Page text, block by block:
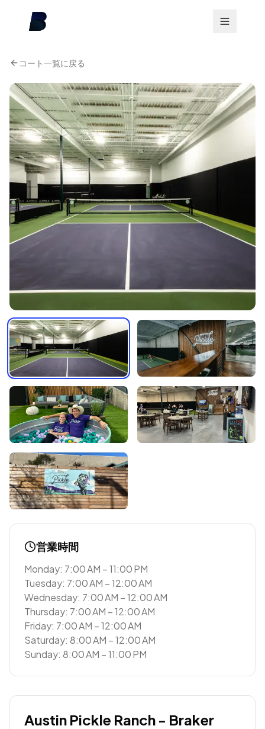
コート一覧に戻る
営業時間
Monday: 7:00 AM – 11:00 PM
Tuesday: 7:00 AM – 12:00 AM
Wednesday: 7:00 AM – 12:00 AM
Thursday: 7:00 AM – 12:00 AM
Friday: 7:00 AM – 12:00 AM
Saturday: 8:00 AM – 12:00 AM
Sunday: 8:00 AM – 11:00 PM
Austin Pickle Ranch - Braker